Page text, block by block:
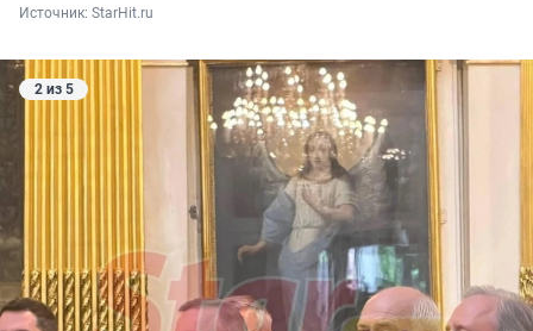
Источник: StarHit.ru
2 из 5